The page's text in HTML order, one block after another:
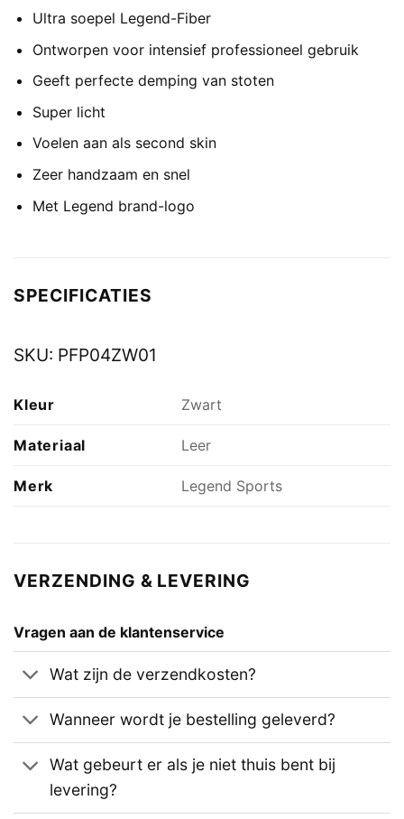
Ultra soepel Legend-Fiber
Ontworpen voor intensief professioneel gebruik
Geeft perfecte demping van stoten
Super licht
Voelen aan als second skin
Zeer handzaam en snel
Met Legend brand-logo
SPECIFICATIES
SKU: PFP04ZW01
Kleur Zwart
Materiaal Leer
Merk Legend Sports
VERZENDING & LEVERING
Vragen aan de klantenservice
Wat zijn de verzendkosten?
Wanneer wordt je bestelling geleverd?
Wat gebeurt er als je niet thuis bent bij
levering?